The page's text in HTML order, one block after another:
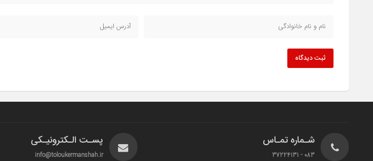
ثبت دیدگاه
شـماره تمـاس
083 - 37224131
پسـت الـکترونیـکی
info@toloukermanshah.ir